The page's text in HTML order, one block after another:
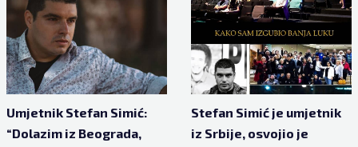
Umjetnik Stefan Simić:
“Dolazim iz Beograda,
Stefan Simić je umjetnik
iz Srbije, osvojio je